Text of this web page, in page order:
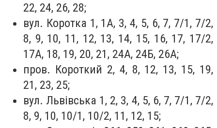
22, 24, 26, 28;
вул. Коротка 1, 1А, 3, 4, 5, 6, 7, 7/1, 7/2,
8, 9, 10, 11, 12, 13, 14, 15, 16, 17, 17/2,
17А, 18, 19, 20, 21, 24А, 24Б, 26А;
пров. Короткий 2, 4, 8, 12, 13, 15, 19,
21, 23, 25;
вул. Львівська 1, 2, 3, 4, 5, 6, 7, 7/1, 7/2,
8, 9, 10, 10/1, 10/2, 11, 12, 15;